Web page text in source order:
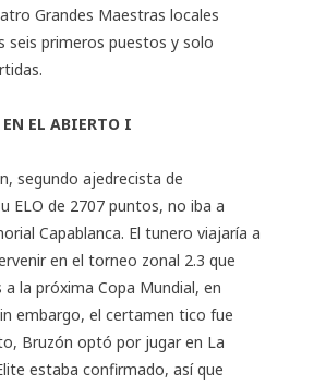
Grandes Maestras locales
seis primeros puestos y solo
EL ABIERTO I
segundo ajedrecista de
ELO de 2707 puntos, no iba a
Capablanca. El tunero viajaría a
en el torneo zonal 2.3 que
la próxima Copa Mundial, en
embargo, el certamen tico fue
Bruzón optó por jugar en La
estaba confirmado, así que